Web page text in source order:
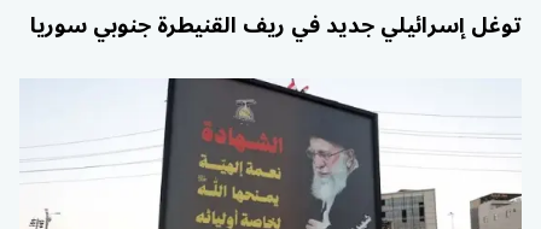
توغل إسرائيلي جديد في ريف القنيطرة جنوبي سوريا